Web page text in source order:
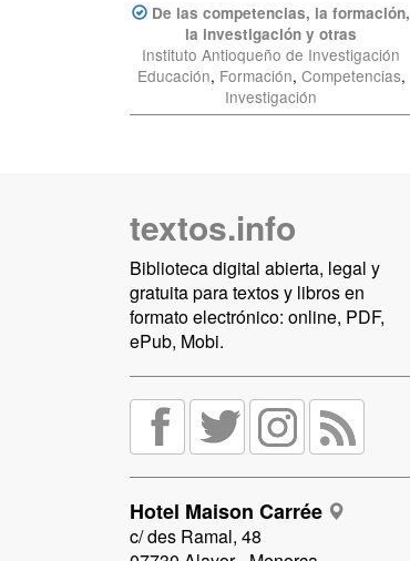
De las competencias, la formación,
la investigación y otras
Instituto Antioqueño de Investigación
Educación, Formación, Competencias,
Investigación
textos.info
Biblioteca digital abierta, legal y
gratuita para textos y libros en
formato electrónico: online, PDF,
ePub, Mobi.
Hotel Maison Carrée
c/ des Ramal, 48